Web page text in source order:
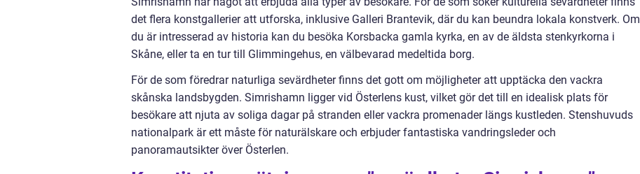
det flera konstgallerier att utforska, inklusive Galleri Brantevik, där du kan beundra lokala konstverk. Om
du är intresserad av historia kan du besöka Korsbacka gamla kyrka, en av de äldsta stenkyrkorna i
Skåne, eller ta en tur till Glimmingehus, en välbevarad medeltida borg.
För de som föredrar naturliga sevärdheter finns det gott om möjligheter att upptäcka den vackra
skånska landsbygden. Simrishamn ligger vid Österlens kust, vilket gör det till en idealisk plats för
besökare att njuta av soliga dagar på stranden eller vackra promenader längs kustleden. Stenshuvuds
nationalpark är ett måste för naturälskare och erbjuder fantastiska vandringsleder och
panoramautsikter över Österlen.